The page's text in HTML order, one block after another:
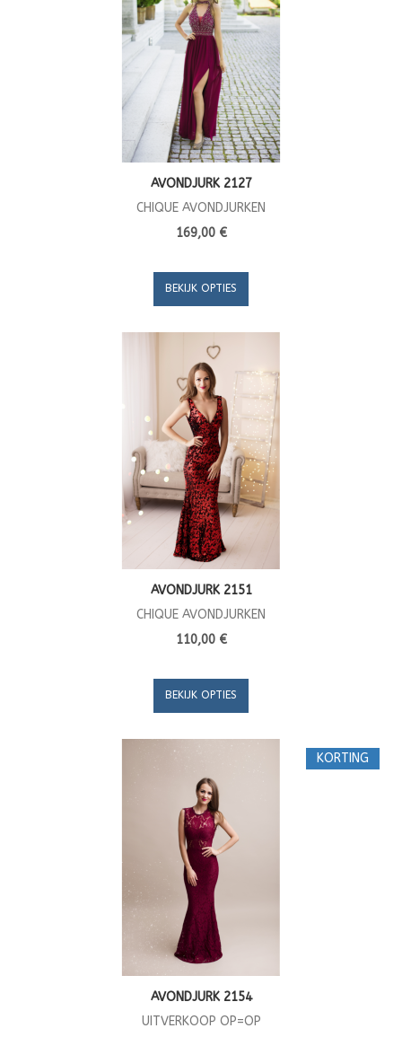
AVONDJURK 2127
CHIQUE AVONDJURKEN
169,00 €
BEKIJK OPTIES
AVONDJURK 2151
CHIQUE AVONDJURKEN
110,00 €
BEKIJK OPTIES
KORTING
AVONDJURK 2154
UITVERKOOP OP=OP